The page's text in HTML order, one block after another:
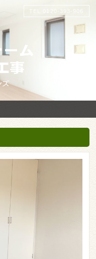
TEL 0120-393-906